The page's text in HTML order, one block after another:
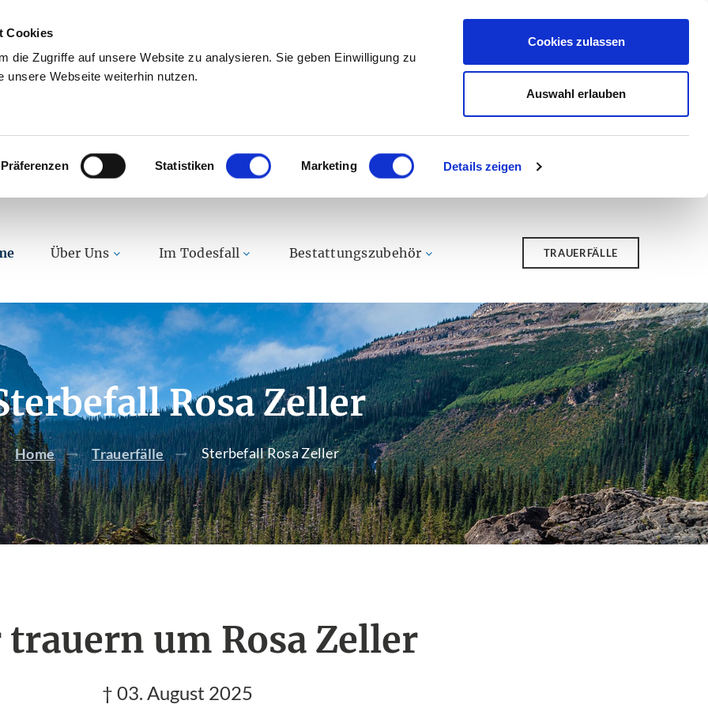
Cookies
die Zugriffe auf unsere Website zu analysieren. Sie geben Einwilligung zu
unsere Webseite weiterhin nutzen.
Präferenzen Statistiken Marketing Details zeigen
Cookies zulassen
Auswahl erlauben
Über Uns Im Todesfall Bestattungszubehör TRAUERFÄLLE
Rosa Zeller
Home Trauerfälle Sterbefall Rosa Zeller
um Rosa Zeller
† 03. August 2025